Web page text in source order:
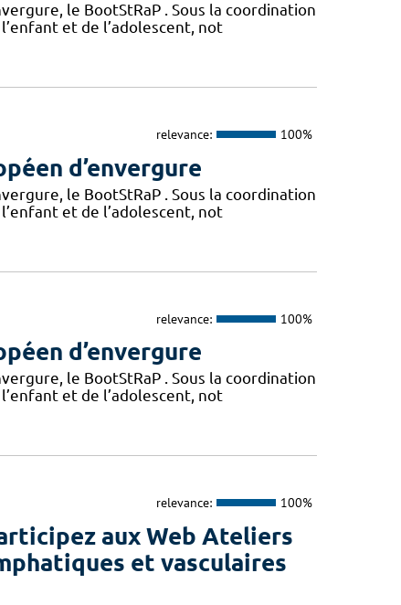
le BootStRaP . Sous la coordination
et de l’adolescent, not
relevance: 100%
d’envergure
le BootStRaP . Sous la coordination
et de l’adolescent, not
relevance: 100%
d’envergure
le BootStRaP . Sous la coordination
et de l’adolescent, not
relevance: 100%
aux Web Ateliers
et vasculaires